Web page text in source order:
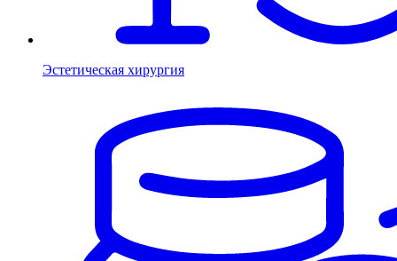
Эстетическая хирургия